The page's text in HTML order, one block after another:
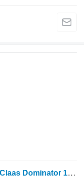
Mercedes-Benz dzinējs paredzēts Claas Dominator 106 graudu kombaina